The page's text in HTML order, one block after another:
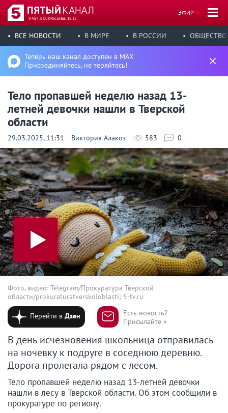
9 АВГ, ВОСКРЕСЕНЬЕ, 18:35
ЭФИР
ВСЕ НОВОСТИ В МИРЕ В РОССИИ ОБЩЕСТВО
Теперь наш канал доступен в MAX
Присоединяйтесь, не теряйтесь!
Тело пропавшей неделю назад 13-
летней девочки нашли в Тверской
области
29.03.2025, 11:31 Виктория Алакоз 583 0
Фото, видео: Telegram/Прокуратура Тверской
области/prokuraturatverskoioblasti; 5-tv.ru
Перейти вДзен
Есть новость?
Присылайте »
В день исчезновения школьница отправилась
на ночевку к подруге в соседнюю деревню.
Дорога пролегала рядом с лесом.
Тело пропавшей неделю назад 13-летней девочки
нашли в лесу в Тверской области. Об этом сообщили в
прокуратуре по региону.